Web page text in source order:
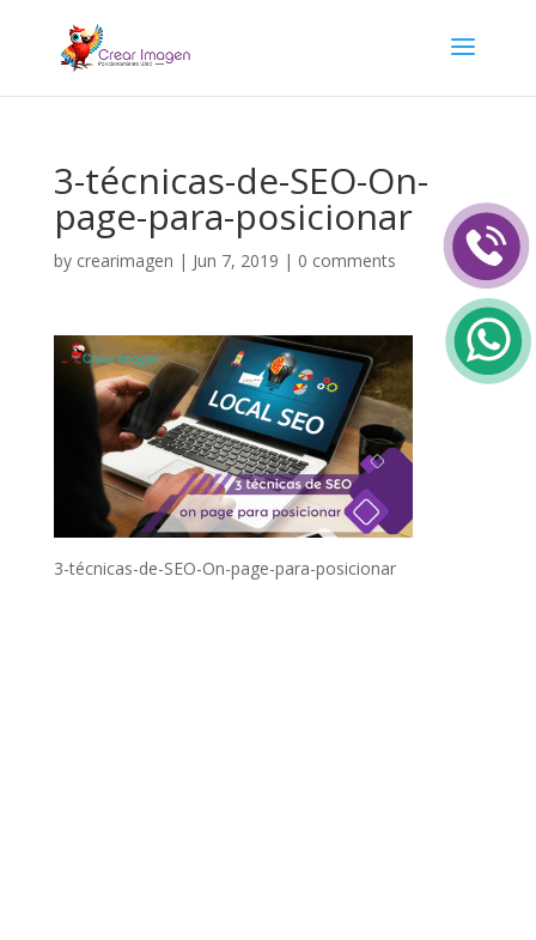
3-técnicas-de-SEO-On-
page-para-posicionar
by crearimagen | Jun 7, 2019 | 0 comments
3-técnicas-de-SEO-On-page-para-posicionar